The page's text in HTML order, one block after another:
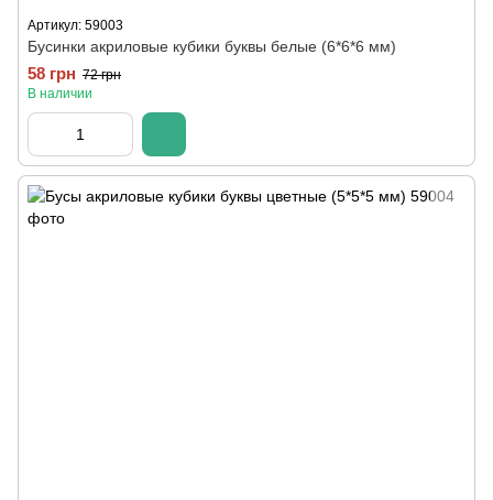
Артикул: 59003
Бусинки акриловые кубики буквы белые (6*6*6 мм)
58 грн 72 грн
В наличии